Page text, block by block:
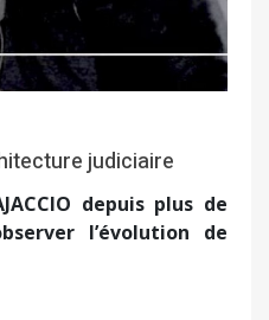
judiciaire
depuis plus de
l’évolution de